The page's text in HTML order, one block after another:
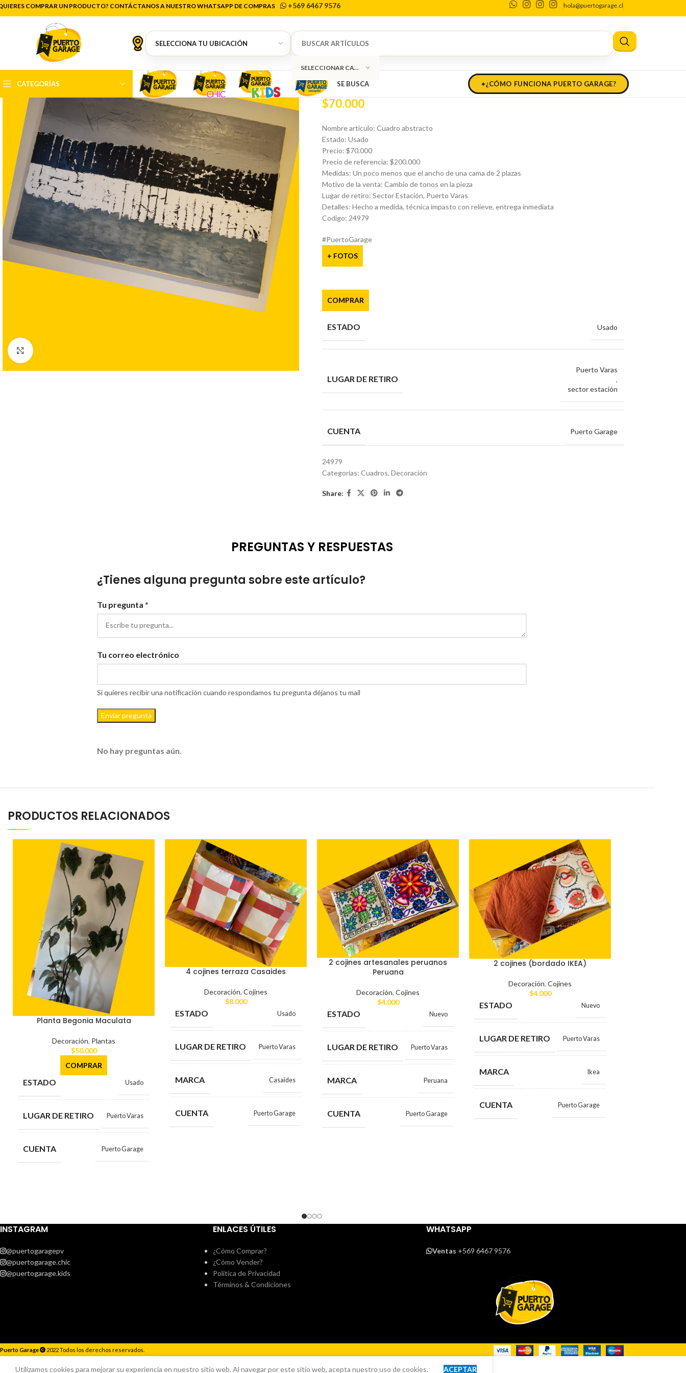
COMPRAR UN PRODUCTO? CONTÁCTANOS A NUESTRO WHATSAPP DE COMPRAS +569 6467 9576 hola@puertogarage.cl
SELECCIONAR CATEGORÍA
CATEGORÍAS SE BUSCA ¿CÓMO FUNCIONA PUERTO GARAGE?
Inicio Decoración Cuadros Cuadro abstracto
0
Cuadro abstracto
$70.000
Nombre articulo: Cuadro abstracto
Estado: Usado
Precio: $70.000
Precio de referencia: $200.000
Medidas: Un poco menos que el ancho de una cama de 2 plazas
Motivo de la venta: Cambio de tonos en la pieza
Lugar de retiro: Sector Estación, Puerto Varas
Detalles: Hecho a medida, técnica impasto con relieve, entrega inmediata
Codigo: 24979
#PuertoGarage
+ FOTOS
COMPRAR
ESTADO Usado
LUGAR DE RETIRO
Puerto Varas
,
sector estación
CUENTA Puerto Garage
24979
Categorías: Cuadros, Decoración
Share:
PREGUNTAS Y RESPUESTAS
¿Tienes alguna pregunta sobre este artículo?
Tu pregunta *
Tu correo electrónico
Si quieres recibir una notificación cuando respondamos tu pregunta déjanos tu mail
Enviar pregunta
No hay preguntas aún.
PRODUCTOS RELACIONADOS
Planta Begonia Maculata
Decoración, Plantas
$50.000
COMPRAR
ESTADO Usado
LUGAR DE RETIRO Puerto Varas
CUENTA Puerto Garage
4 cojines terraza Casaides
Decoración, Cojines
$8.000
ESTADO Usado
LUGAR DE RETIRO Puerto Varas
MARCA Casaides
CUENTA Puerto Garage
2 cojines artesanales peruanos
Peruana
Decoración, Cojines
$4.000
ESTADO Nuevo
LUGAR DE RETIRO Puerto Varas
MARCA Peruana
CUENTA Puerto Garage
2 cojines (bordado IKEA)
Decoración, Cojines
$4.000
ESTADO Nuevo
LUGAR DE RETIRO Puerto Varas
MARCA Ikea
CUENTA Puerto Garage
INSTAGRAM
@puertogaragepv
@puertogarage.chic
@puertogarage.kids
ENLACES ÚTILES
¿Cómo Comprar?
¿Cómo Vender?
Política de Privacidad
Términos & Condiciones
WHATSAPP
Ventas +569 6467 9576
Puerto Garage 2022 Todos los derechos reservados.
Utilizamos cookies para mejorar su experiencia en nuestro sitio web. Al navegar por este sitio web, acepta nuestro uso de cookies. ACEPTAR